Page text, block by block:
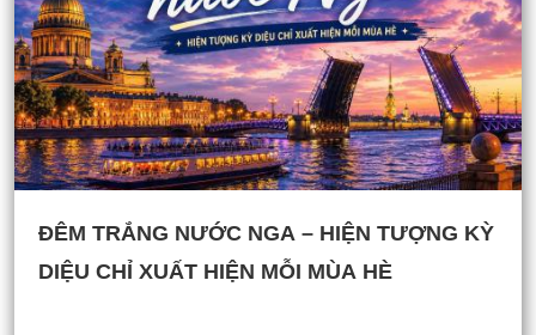
ĐÊM TRẮNG NƯỚC NGA – HIỆN TƯỢNG KỲ
DIỆU CHỈ XUẤT HIỆN MỖI MÙA HÈ